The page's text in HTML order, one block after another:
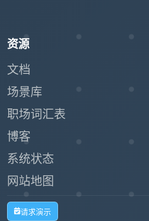
资源
文档
场景库
职场词汇表
博客
系统状态
网站地图
请求演示